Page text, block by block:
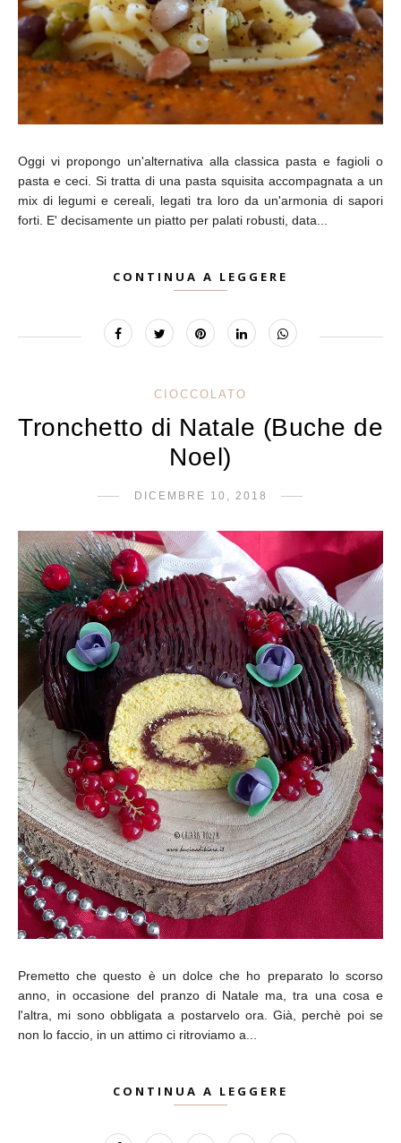
Oggi vi propongo un'alternativa alla classica pasta e fagioli o
pasta e ceci. Si tratta di una pasta squisita accompagnata a un
mix di legumi e cereali, legati tra loro da un'armonia di sapori
forti. E' decisamente un piatto per palati robusti, data...
CONTINUA A LEGGERE
CIOCCOLATO
Tronchetto di Natale (Buche de
Noel)
DICEMBRE 10, 2018
Premetto che questo è un dolce che ho preparato lo scorso
anno, in occasione del pranzo di Natale ma, tra una cosa e
l'altra, mi sono obbligata a postarvelo ora. Già, perchè poi se
non lo faccio, in un attimo ci ritroviamo a...
CONTINUA A LEGGERE